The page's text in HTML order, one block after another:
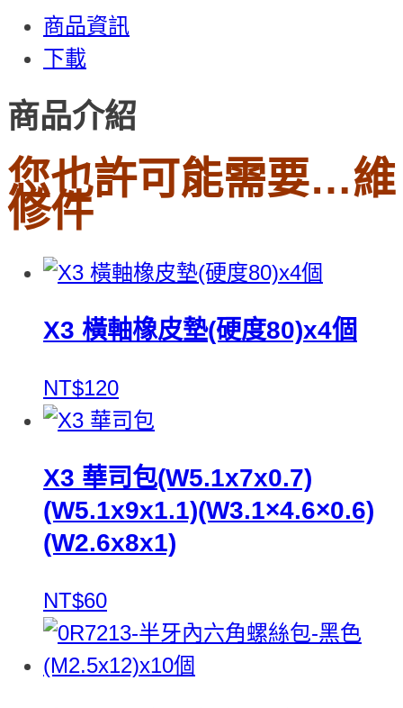
商品資訊
下載
商品介紹
您也許可能需要…維
修件
X3 橫軸橡皮墊(硬度80)x4個
NT$120
X3 華司包(W5.1x7x0.7)
(W5.1x9x1.1)(W3.1×4.6×0.6)
(W2.6x8x1)
NT$60